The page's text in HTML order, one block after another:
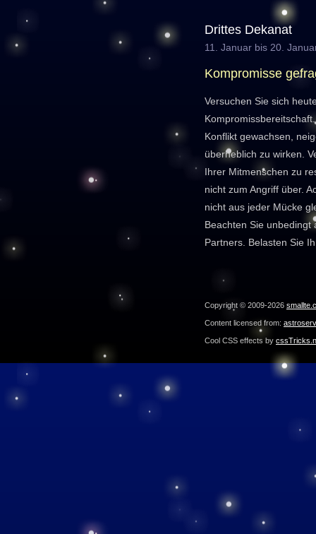
Drittes Dekanat
11. Januar bis 20.
Kompromisse
Versuchen Sie sich
Konflikt gewachsen,
überheblich zu wirken.
Ihrer Mitmenschen zu
nicht zum Angriff über.
nicht aus jeder Mücke
Beachten Sie
Partners. Belasten Sie
Copyright © 2009-2026
Content licensed from:
Cool CSS effects by